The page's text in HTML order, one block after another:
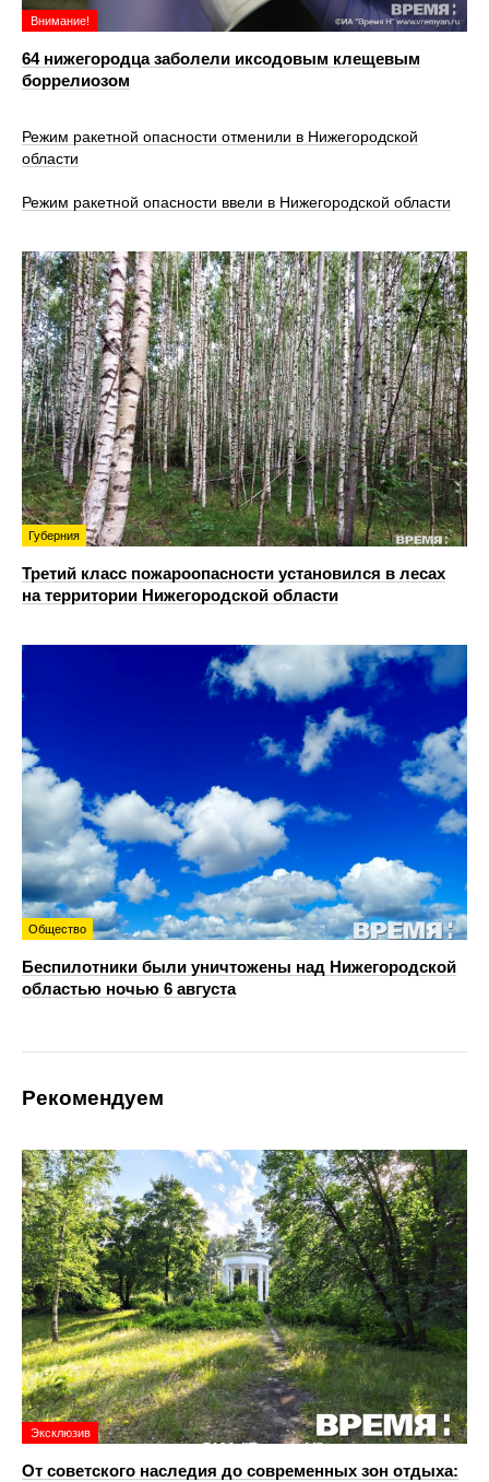
Внимание!
64 нижегородца заболели иксодовым клещевым
боррелиозом
Режим ракетной опасности отменили в Нижегородской
области
Режим ракетной опасности ввели в Нижегородской области
Губерния
Третий класс пожароопасности установился в лесах
на территории Нижегородской области
Общество
Беспилотники были уничтожены над Нижегородской
областью ночью 6 августа
Рекомендуем
Эксклюзив
От советского наследия до современных зон отдыха: